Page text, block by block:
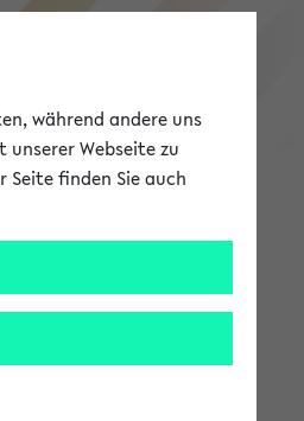
eKVV
während andere uns
Webseite zu
finden Sie auch